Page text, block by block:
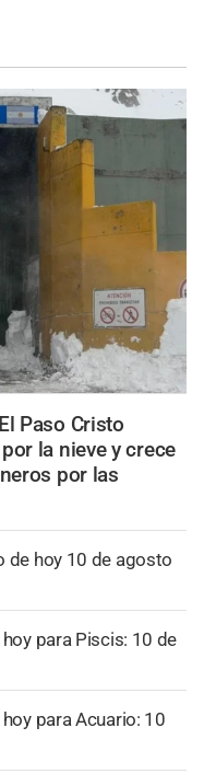
El Paso Cristo
la nieve y crece
por las
de hoy 10 de agosto
para Piscis: 10 de
para Acuario: 10